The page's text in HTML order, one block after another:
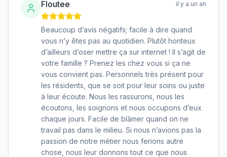
Floutee il y a un an
Beaucoup d’avis négatifs; facile à dire quand
vous n’y êtes pas au quotidien. Plutôt honteux
d’ailleurs d’oser mettre ça sur internet ! Il s’agit de
votre famille ? Prenez les chez vous si ça ne
vous convient pas. Personnels très présent pour
les résidents, que se soit pour leur soins ou juste
à leur écoute. Nous les rassurons, nous les
écoutons, les soignons et nous occupons d’eux
chaque jours. Facile de blâmer quand on ne
travail pas dans le milieu. Si nous n’avions pas la
passion de notre métier nous ferions autre
chose, nous leur donnons tout ce que nous